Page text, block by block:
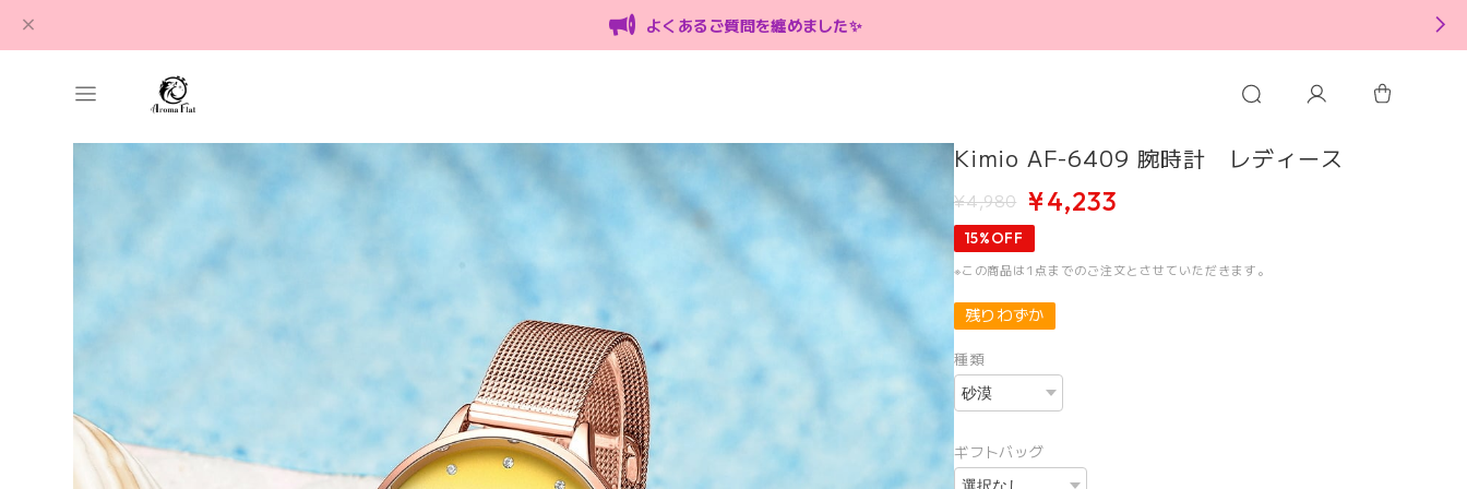
よくあるご質問を纏めました✨
Kimio AF-6409 腕時計 レディース
¥4,980 ¥4,233
15%OFF
※この商品は1点までのご注文とさせていただきます。
残りわずか
種類
ギフトバッグ